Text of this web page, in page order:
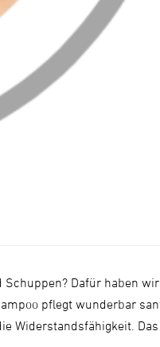
Schuppen? Dafür haben wir
pflegt wunderbar
Widerstandsfähigkeit. Das